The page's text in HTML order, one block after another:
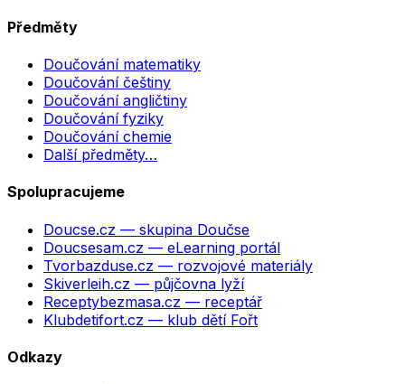
Předměty
Doučování matematiky
Doučování češtiny
Doučování angličtiny
Doučování fyziky
Doučování chemie
Další předměty…
Spolupracujeme
Doucse.cz — skupina Doučse
Doucsesam.cz — eLearning portál
Tvorbazduse.cz — rozvojové materiály
Skiverleih.cz — půjčovna lyží
Receptybezmasa.cz — receptář
Klubdetifort.cz — klub dětí Fořt
Odkazy